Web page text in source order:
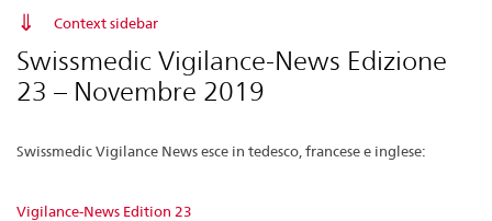
aspetti
legali,
contatto
Context sidebar
Swissmedic Vigilance-News Edizione
23 – Novembre 2019
Swissmedic Vigilance News esce in tedesco, francese e inglese:
Vigilance-News Edition 23